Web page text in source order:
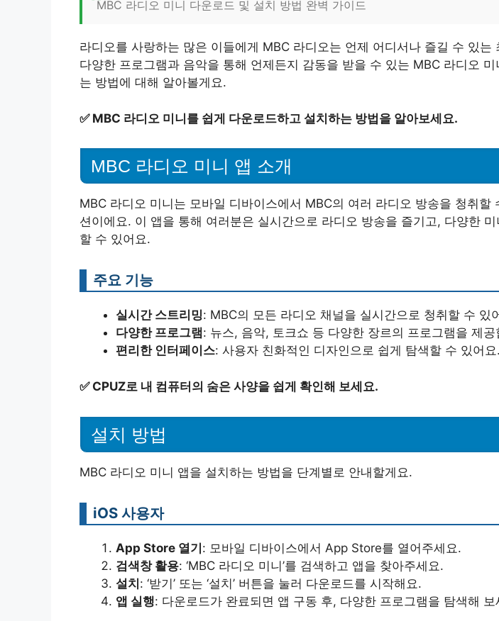
MBC 라디오 미니 다운로드 및 설치 방법 완벽 가이드
라디오를 사랑하는 많은 이들에게 MBC 라디오는 언제 어디서나 즐길 수 있는
다양한 프로그램과 음악을 통해 언제든지 감동을 받을 수 있는 MBC 라디오
는 방법에 대해 알아볼게요.
✅ MBC 라디오 미니를 쉽게 다운로드하고 설치하는 방법을 알아보세요.
MBC 라디오 미니 앱 소개
MBC 라디오 미니는 모바일 디바이스에서 MBC의 여러 라디오 방송을 청취할
션이에요. 이 앱을 통해 여러분은 실시간으로 라디오 방송을 즐기고, 다양한
할 수 있어요.
주요 기능
실시간 스트리밍: MBC의 모든 라디오 채널을 실시간으로 청취할 수 있
다양한 프로그램: 뉴스, 음악, 토크쇼 등 다양한 장르의 프로그램을 제공
편리한 인터페이스: 사용자 친화적인 디자인으로 쉽게 탐색할 수 있어요.
✅ CPUZ로 내 컴퓨터의 숨은 사양을 쉽게 확인해 보세요.
설치 방법
MBC 라디오 미니 앱을 설치하는 방법을 단계별로 안내할게요.
iOS 사용자
App Store 열기: 모바일 디바이스에서 App Store를 열어주세요.
검색창 활용: ‘MBC 라디오 미니’를 검색하고 앱을 찾아주세요.
설치: ‘받기’ 또는 ‘설치’ 버튼을 눌러 다운로드를 시작해요.
앱 실행: 다운로드가 완료되면 앱 구동 후, 다양한 프로그램을 탐색해 보